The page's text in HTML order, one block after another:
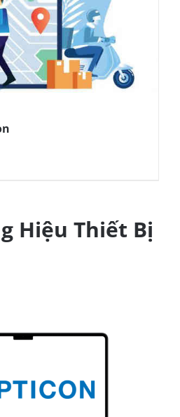
Hiệu Thiết Bị